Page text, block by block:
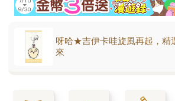
呀哈★吉伊卡哇旋風再起，精
來